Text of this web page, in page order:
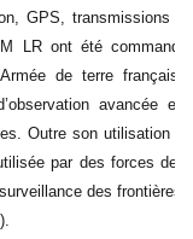
GPS, transmissions
LR ont été
de terre
avancée et
Outre son utilisation
par des forces de
des frontières